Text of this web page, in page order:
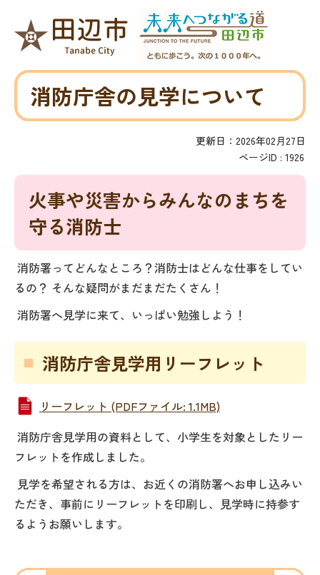
消防庁舎の見学について
更新日：2026年02月27日
ページID : 1926
火事や災害からみんなのまちを
守る消防士
消防署ってどんなところ？消防士はどんな仕事をしてい
るの？ そんな疑問がまだまだたくさん！
消防署へ見学に来て、いっぱい勉強しよう！
消防庁舎見学用リーフレット
リーフレット (PDFファイル: 1.1MB)
消防庁舎見学用の資料として、小学生を対象としたリー
フレットを作成しました。
見学を希望される方は、お近くの消防署へお申し込みい
ただき、事前にリーフレットを印刷し、見学時に持参す
るようお願いします。